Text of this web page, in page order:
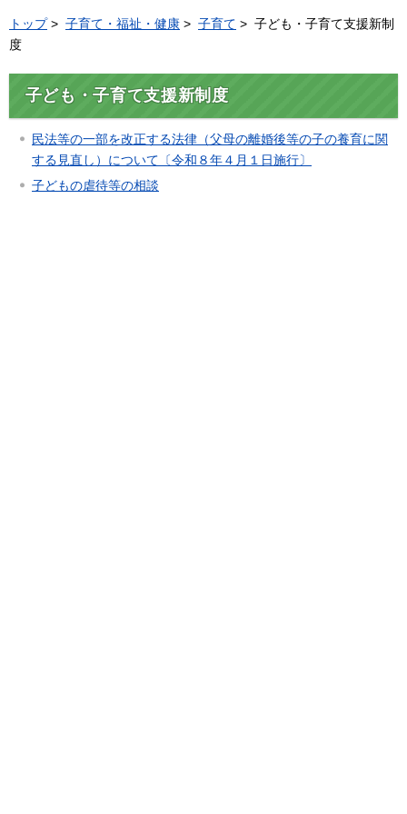
トップ> 子育て・福祉・健康 > 子育て > 子ども・子育て支援新制
度
子ども・子育て支援新制度
民法等の一部を改正する法律（父母の離婚後等の子の養育に関
する見直し）について〔令和８年４月１日施行〕
子どもの虐待等の相談